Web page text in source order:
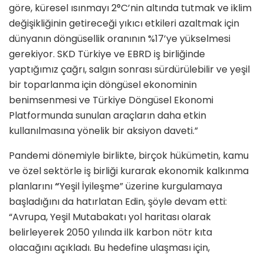
göre, küresel ısınmayı 2°C’nin altında tutmak ve iklim
değişikliğinin getireceği yıkıcı etkileri azaltmak için
dünyanın döngüsellik oranının %17’ye yükselmesi
gerekiyor. SKD Türkiye ve EBRD iş birliğinde
yaptığımız çağrı, salgın sonrası sürdürülebilir ve yeşil
bir toparlanma için döngüsel ekonominin
benimsenmesi ve Türkiye Döngüsel Ekonomi
Platformunda sunulan araçların daha etkin
kullanılmasına yönelik bir aksiyon daveti.”
Pandemi dönemiyle birlikte, birçok hükümetin, kamu
ve özel sektörle iş birliği kurarak ekonomik kalkınma
planlarını“Yeşil İyileşme” üzerine kurgulamaya
başladığını da hatırlatan Edin, şöyle devam etti:
“Avrupa, Yeşil Mutabakatı yol haritası olarak
belirleyerek 2050 yılında ilk karbon nötr kıta
olacağını açıkladı. Bu hedefine ulaşması için,